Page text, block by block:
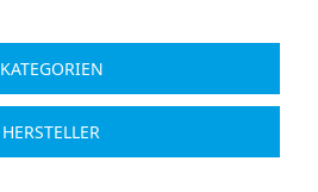
KATEGORIEN
HERSTELLER